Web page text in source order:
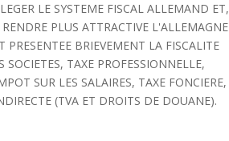
LE SYSTEME FISCAL ALLEMAND ET,
PLUS ATTRACTIVE L'ALLEMAGNE
PRESENTEE BRIEVEMENT LA FISCALITE
TAXE PROFESSIONNELLE,
SUR LES SALAIRES, TAXE FONCIERE,
(TVA ET DROITS DE DOUANE).